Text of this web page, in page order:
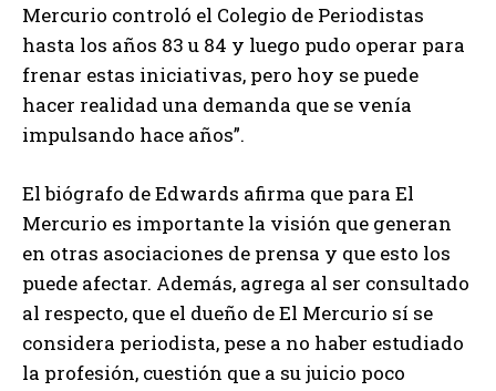
Mercurio controló el Colegio de Periodistas
hasta los años 83 u 84 y luego pudo operar para
frenar estas iniciativas, pero hoy se puede
hacer realidad una demanda que se venía
impulsando hace años”.
El biógrafo de Edwards afirma que para El
Mercurio es importante la visión que generan
en otras asociaciones de prensa y que esto los
puede afectar. Además, agrega al ser consultado
al respecto, que el dueño de El Mercurio sí se
considera periodista, pese a no haber estudiado
la profesión, cuestión que a su juicio poco